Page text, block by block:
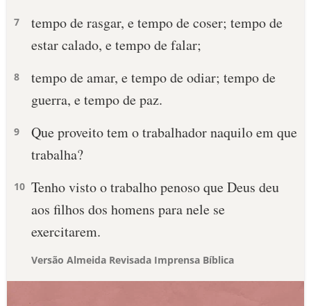
7
tempo de rasgar, e tempo de coser; tempo de
estar calado, e tempo de falar;
8
tempo de amar, e tempo de odiar; tempo de
guerra, e tempo de paz.
9
Que proveito tem o trabalhador naquilo em que
trabalha?
10 Tenho visto o trabalho penoso que Deus deu
aos filhos dos homens para nele se
exercitarem.
Versão Almeida Revisada Imprensa Bíblica